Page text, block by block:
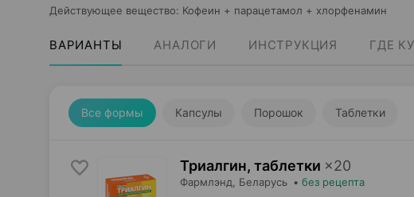
Действующее вещество: Кофеин + парацетамол + хлорфенамин
ВАРИАНТЫ АНАЛОГИ ИНСТРУКЦИЯ ГДЕ
Все формы Капсулы Порошок Таблетки
Триалгин, таблетки ×20
Фармлэнд , Беларусь • без рецепта